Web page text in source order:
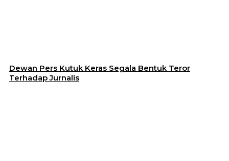
Dewan Pers Kutuk Keras Segala Bentuk Teror
Terhadap Jurnalis